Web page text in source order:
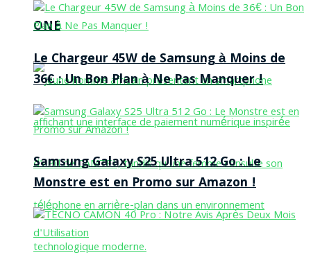
ONE
Le Chargeur 45W de Samsung à Moins de
36€ : Un Bon Plan à Ne Pas Manquer !
Samsung Galaxy S25 Ultra 512 Go : Le
Monstre est en Promo sur Amazon !